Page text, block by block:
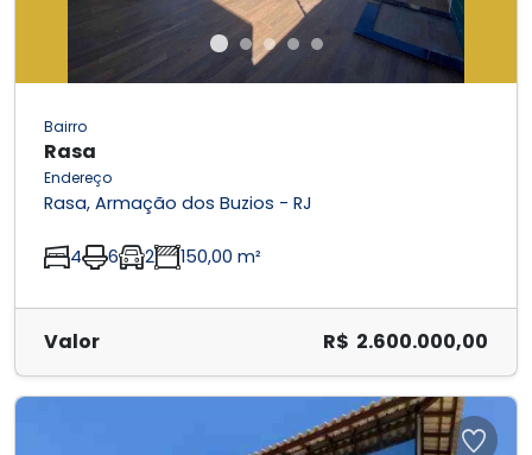
Bairro
Rasa
Endereço
Rasa, Armação dos Buzios - RJ
4 6 2 150,00 m²
Valor R$ 2.600.000,00